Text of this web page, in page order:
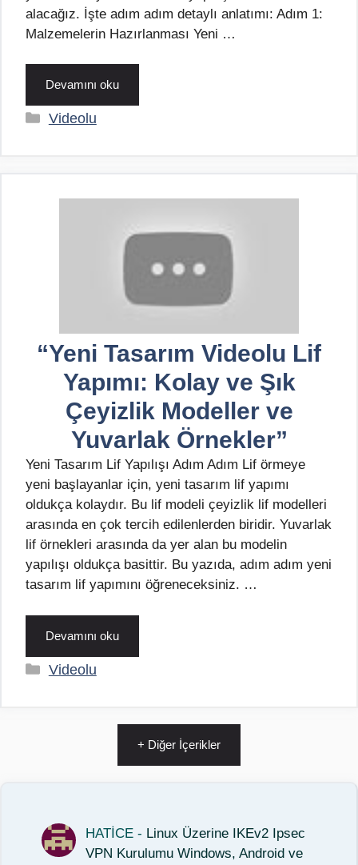
alacağız. İşte adım adım detaylı anlatımı: Adım 1:
Malzemelerin Hazırlanması Yeni …
Devamını oku
Kategoriler
Videolu
“Yeni Tasarım Videolu Lif
Yapımı: Kolay ve Şık
Çeyizlik Modeller ve
Yuvarlak Örnekler”
Yeni Tasarım Lif Yapılışı Adım Adım Lif örmeye
yeni başlayanlar için, yeni tasarım lif yapımı
oldukça kolaydır. Bu lif modeli çeyizlik lif modelleri
arasında en çok tercih edilenlerden biridir. Yuvarlak
lif örnekleri arasında da yer alan bu modelin
yapılışı oldukça basittir. Bu yazıda, adım adım yeni
tasarım lif yapımını öğreneceksiniz. …
Devamını oku
Kategoriler
Videolu
+ Diğer İçerikler
HATİCE - Linux Üzerine IKEv2 Ipsec
VPN Kurulumu Windows, Android ve